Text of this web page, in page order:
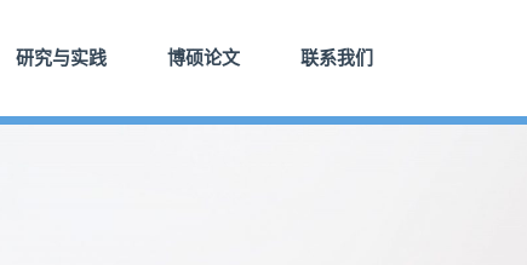
研究与实践 博硕论文 联系我们